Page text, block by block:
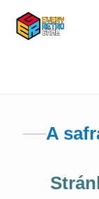
obsah
A